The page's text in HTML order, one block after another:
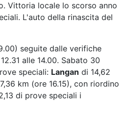
Vittoria locale lo scorso anno
L'auto della rinascita del
seguite dalle verifiche
alle 14.00. Sabato 30
speciali: Langan di 14,62
km (ore 16.15), con riordino
di prove speciali i